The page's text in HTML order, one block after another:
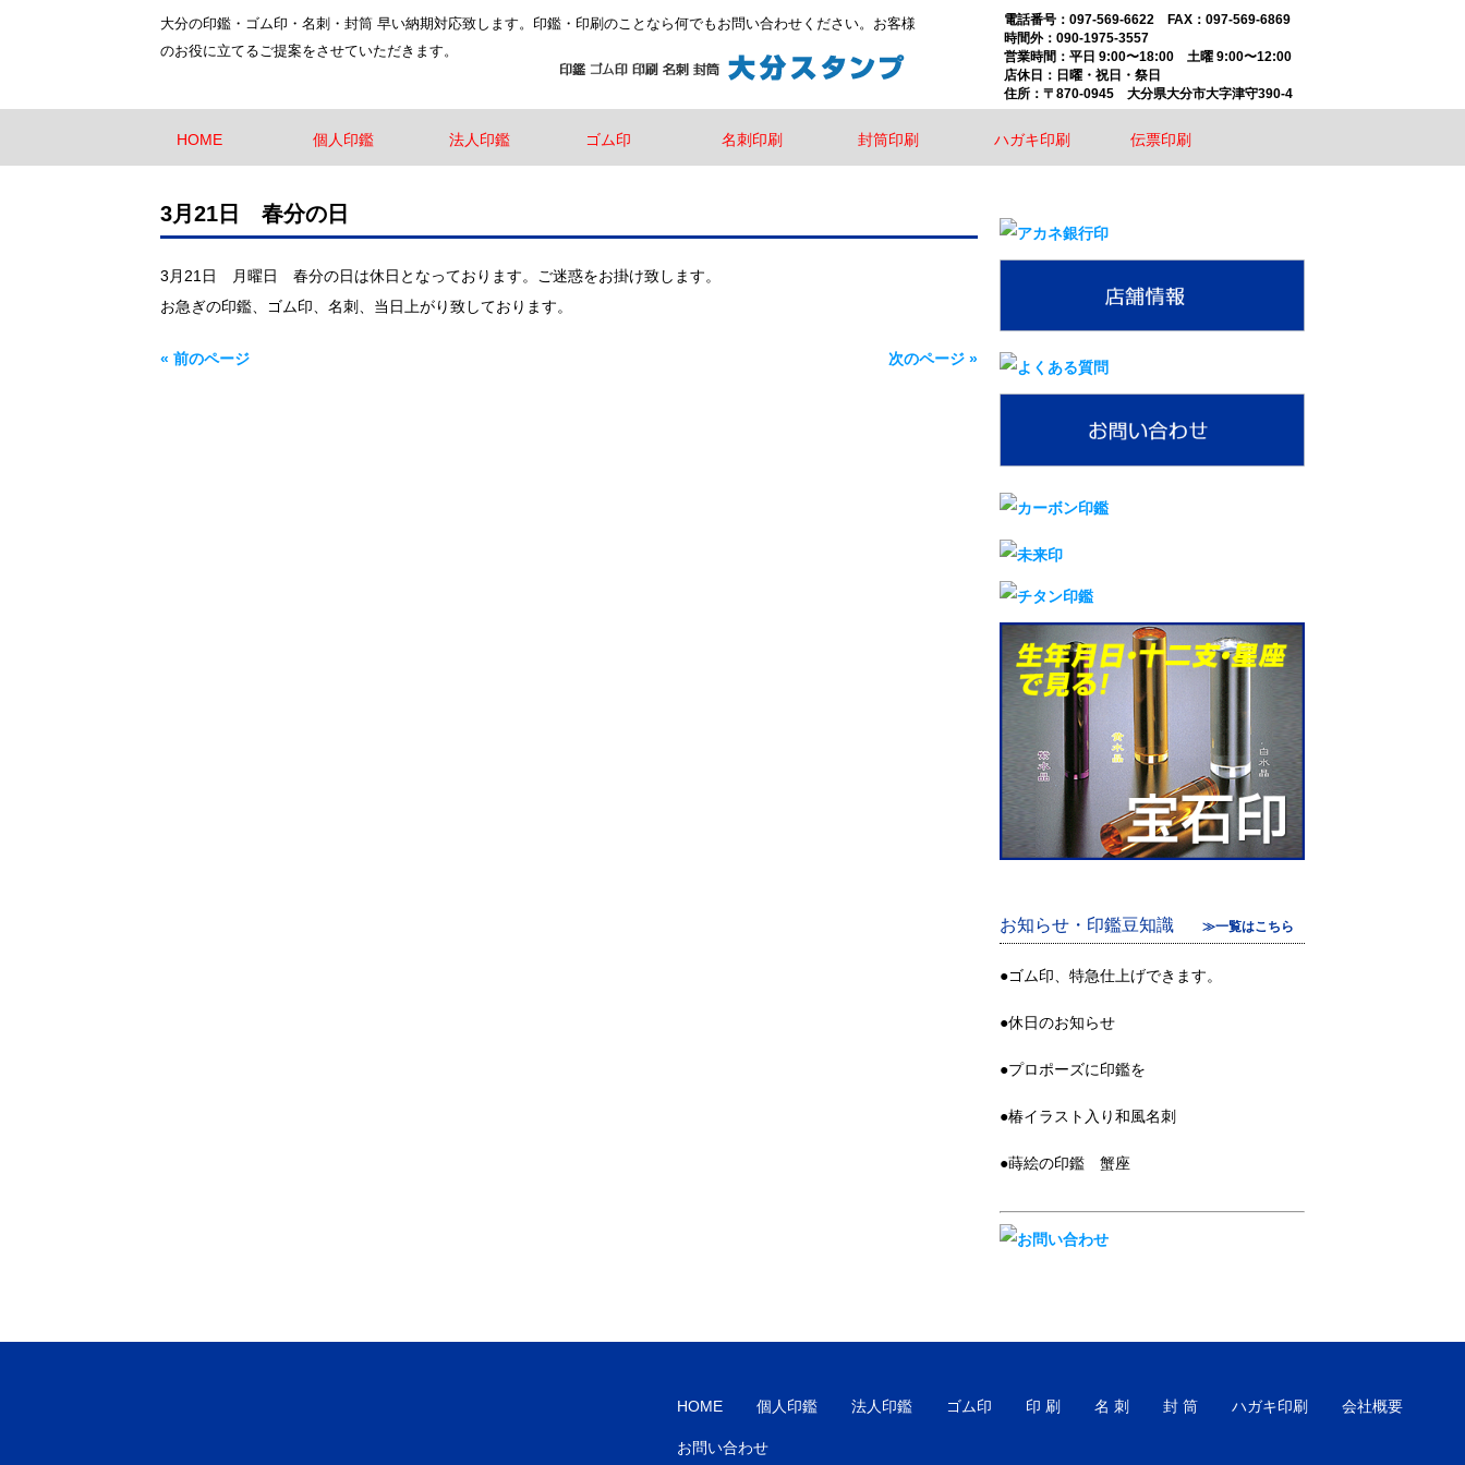
097-569-6622 FAX：097-569-6869
時間外：090-1975-3557
平日 9:00〜18:00 土曜 9:00〜12:00
店休日：日曜・祝日・祭日
〒870-0945 大分県大分市大字津守390-4
大分の印鑑・ゴム印・名刺・封筒 早い納期対応致します。印鑑・印刷のことなら何でもお問い合わせください。お客様
のお役に立てるご提案をさせていただきます。
HOME 個人印鑑 法人印鑑 ゴム印 名刺印刷 封筒印刷 ハガキ印刷 伝票印刷
3月21日 春分の日
3月21日 月曜日 春分の日は休日となっております。ご迷惑をお掛け致します。
お急ぎの印鑑、ゴム印、名刺、当日上がり致しております。
« 前のページ 次のページ »
お知らせ・印鑑豆知識 ≫一覧はこちら
●ゴム印、特急仕上げできます。
●休日のお知らせ
●プロポーズに印鑑を
●椿イラスト入り和風名刺
●蒔絵の印鑑 蟹座
HOME 個人印鑑 法人印鑑 ゴム印 印 刷 名 刺 封 筒 ハガキ印刷 会社概要
お問い合わせ